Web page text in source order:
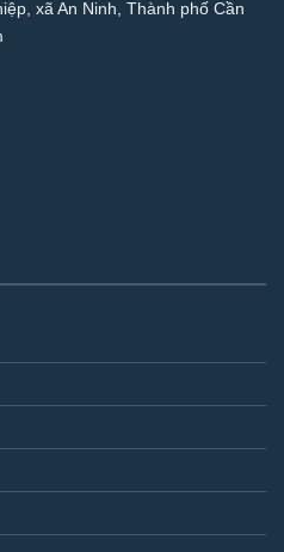
xã An Ninh, Thành phố Cần